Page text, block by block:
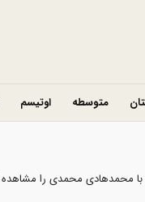
متوسطه اوتیسم
با محمدهادی محمدی را مشاهده